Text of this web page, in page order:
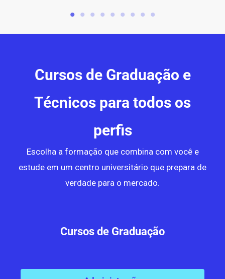
Cursos de Graduação e
Técnicos para todos os
perfis
Escolha a formação que combina com você e
estude em um centro universitário que prepara de
verdade para o mercado.
Cursos de Graduação